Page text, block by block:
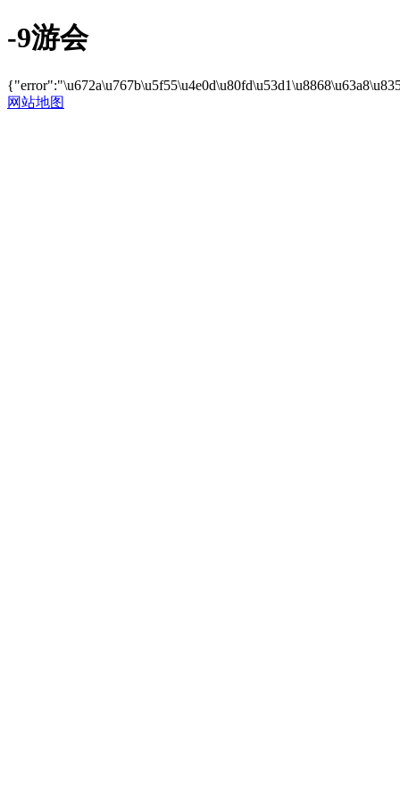
-9游会
网站地图